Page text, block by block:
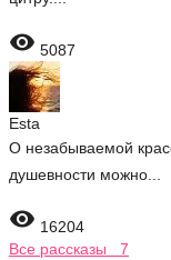
 5087
Esta
О незабываемой
душевности можно...
 16204
Все рассказы 7